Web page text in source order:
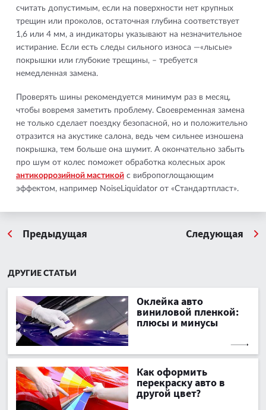
ДРУГИЕ СТАТЬИ
Оклейка авто
виниловой пленкой:
плюсы и минусы
Как оформить
перекраску авто в
другой цвет?
считать допустимым, если на поверхности нет крупных
трещин или проколов, остаточная глубина соответствует
1,6 или 4 мм, а индикаторы указывают на незначительное
истирание. Если есть следы сильного износа —«лысые»
покрышки или глубокие трещины, – требуется
немедленная замена.
Проверять шины рекомендуется минимум раз в месяц,
чтобы вовремя заметить проблему. Своевременная замена
не только сделает поездку безопасной, но и положительно
отразится на акустике салона, ведь чем сильнее изношена
покрышка, тем больше она шумит. А окончательно забыть
про шум от колес поможет обработка колесных арок
антикоррозийной мастикойс вибропоглощающим
эффектом, например NoiseLiquidator от «Стандартпласт».
Предыдущая Следующая